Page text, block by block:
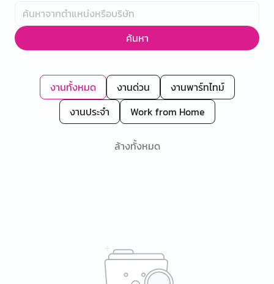
ค้นหา
งานทั้งหมด งานด่วน
งานพาร์ทไทม์
งานประจำ
Work from Home
ล้างทั้งหมด